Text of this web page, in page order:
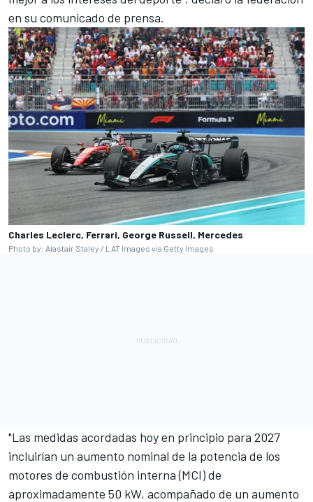
en su comunicado de prensa.
Charles Leclerc, Ferrari, George Russell, Mercedes
Photo by: Alastair Staley / LAT Images via Getty Images
"Las medidas acordadas hoy en principio para 2027
incluirían un aumento nominal de la potencia de los
motores de combustión interna (MCI) de
aproximadamente 50 kW, acompañado de un aumento